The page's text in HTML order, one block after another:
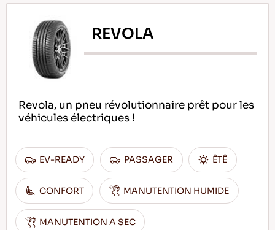
REVOLA
Revola, un pneu révolutionnaire prêt pour les
véhicules électriques !
EV-READY PASSAGER ÊTÊ
CONFORT MANUTENTION HUMIDE
MANUTENTION A SEC